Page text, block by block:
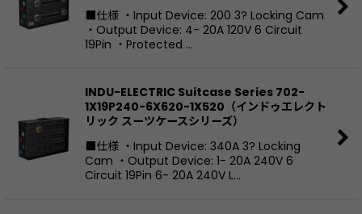
■仕様 ・Input Device: 200 3? Locking Cam
・Output Device: 4- 20A 120V 6 Circuit
19Pin ・Protected …
INDU-ELECTRIC Suitcase Series 702-
1X19P240-6X620-1X520（インドゥエレクト
リック スーツケースシリーズ）
■仕様 ・Input Device: 340A 3? Locking
Cam ・Output Device: 1- 20A 240V 6
Circuit 19Pin 6- 20A 240V L…